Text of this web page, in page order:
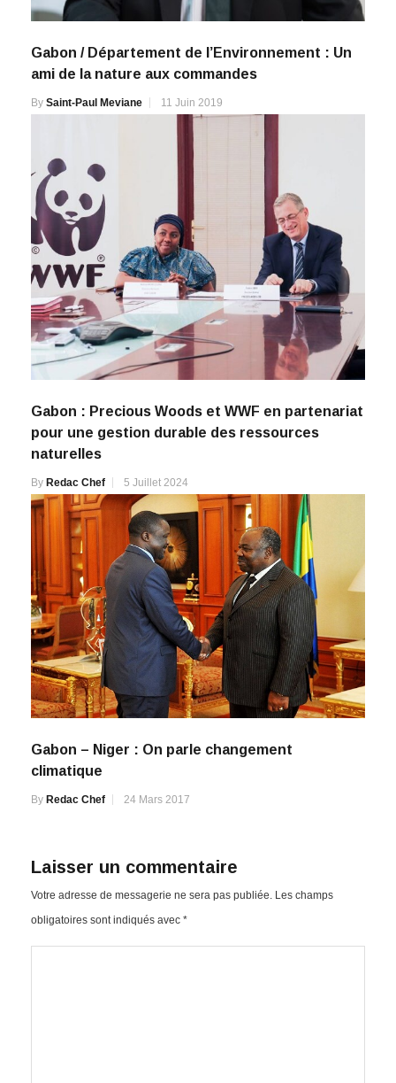
Gabon / Département de l’Environnement : Un
ami de la nature aux commandes
By Saint-Paul Meviane 11 Juin 2019
Gabon : Precious Woods et WWF en partenariat
pour une gestion durable des ressources
naturelles
By Redac Chef 5 Juillet 2024
Gabon – Niger : On parle changement
climatique
By Redac Chef 24 Mars 2017
Laisser un commentaire
Votre adresse de messagerie ne sera pas publiée. Les champs
obligatoires sont indiqués avec *